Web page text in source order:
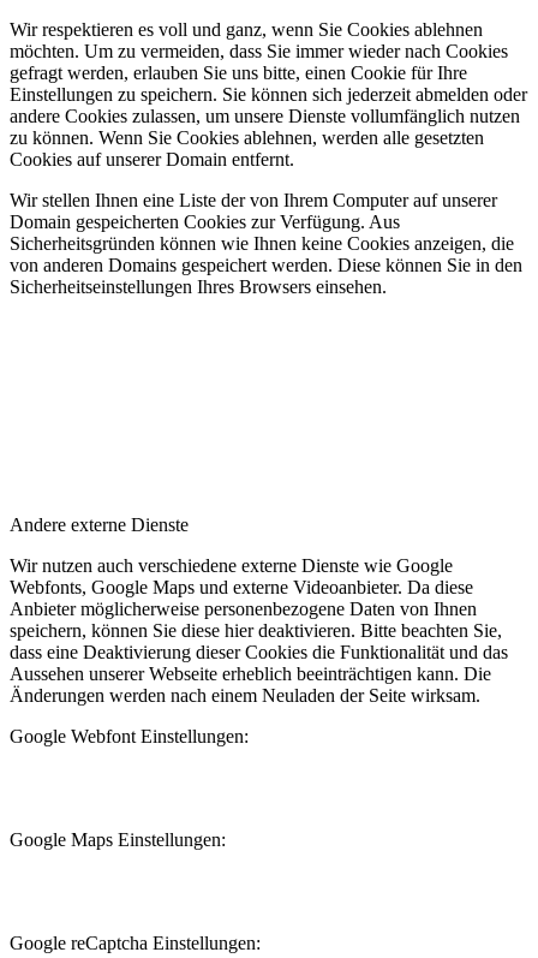
Wir respektieren es voll und ganz, wenn Sie Cookies ablehnen
möchten. Um zu vermeiden, dass Sie immer wieder nach Cookies
gefragt werden, erlauben Sie uns bitte, einen Cookie für Ihre
Einstellungen zu speichern. Sie können sich jederzeit abmelden oder
andere Cookies zulassen, um unsere Dienste vollumfänglich nutzen
zu können. Wenn Sie Cookies ablehnen, werden alle gesetzten
Cookies auf unserer Domain entfernt.
Wir stellen Ihnen eine Liste der von Ihrem Computer auf unserer
Domain gespeicherten Cookies zur Verfügung. Aus
Sicherheitsgründen können wie Ihnen keine Cookies anzeigen, die
von anderen Domains gespeichert werden. Diese können Sie in den
Sicherheitseinstellungen Ihres Browsers einsehen.
Andere externe Dienste
Wir nutzen auch verschiedene externe Dienste wie Google
Webfonts, Google Maps und externe Videoanbieter. Da diese
Anbieter möglicherweise personenbezogene Daten von Ihnen
speichern, können Sie diese hier deaktivieren. Bitte beachten Sie,
dass eine Deaktivierung dieser Cookies die Funktionalität und das
Aussehen unserer Webseite erheblich beeinträchtigen kann. Die
Änderungen werden nach einem Neuladen der Seite wirksam.
Google Webfont Einstellungen:
Google Maps Einstellungen:
Google reCaptcha Einstellungen: